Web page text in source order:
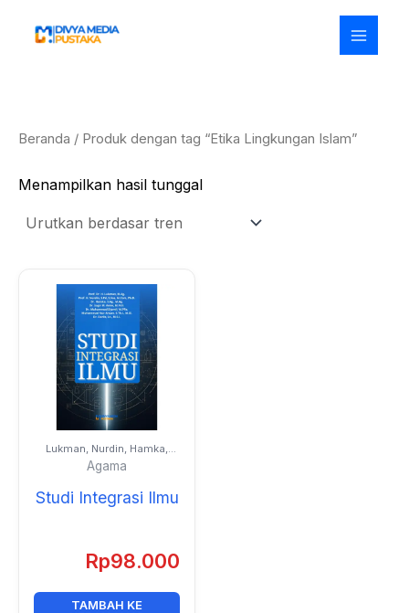
Beranda / Produk dengan tag “Etika Lingkungan Islam”
Menampilkan hasil tunggal
Lukman, Nurdin, Hamka,
Sagir M. Amin, Muhammad
Djamil, Muhammad Nur
Agama
Studi Integrasi Ilmu
Rp98.000
TAMBAH KE